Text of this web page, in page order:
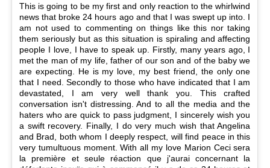
This is going to be my first and only reaction to the whirlwind
news that broke 24 hours ago and that I was swept up into. I
am not used to commenting on things like this nor taking
them seriously but as this situation is spiraling and affecting
people I love, I have to speak up. Firstly, many years ago, I
met the man of my life, father of our son and of the baby we
are expecting. He is my love, my best friend, the only one
that I need. Secondly to those who have indicated that I am
devastated, I am very well thank you. This crafted
conversation isn't distressing. And to all the media and the
haters who are quick to pass judgment, I sincerely wish you
a swift recovery. Finally, I do very much wish that Angelina
and Brad, both whom I deeply respect, will find peace in this
very tumultuous moment. With all my love Marion Ceci sera
la première et seule réaction que j'aurai concernant la